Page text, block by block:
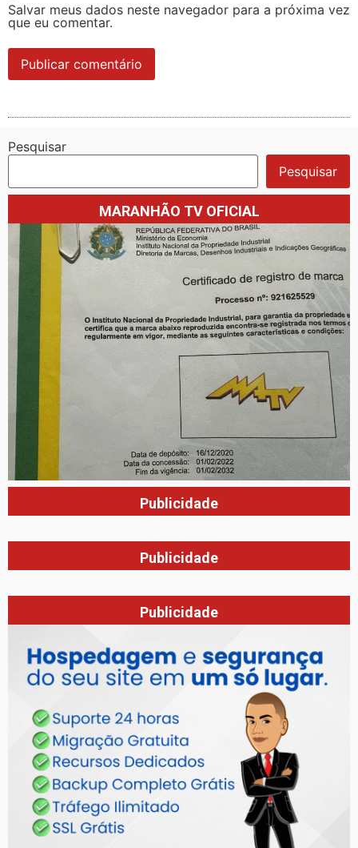
Salvar meus dados neste navegador para a próxima vez
que eu comentar.
Pesquisar
Pesquisar
MARANHÃO TV OFICIAL
Publicidade
Publicidade
Publicidade